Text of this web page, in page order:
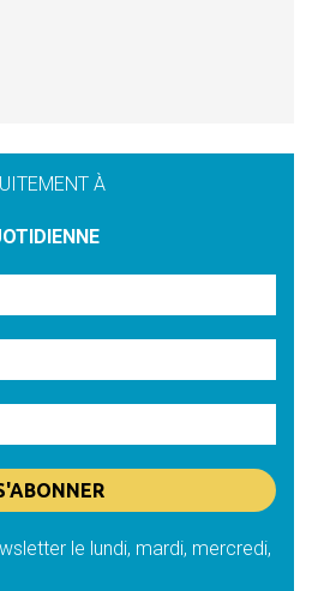
À
le lundi, mardi, mercredi,